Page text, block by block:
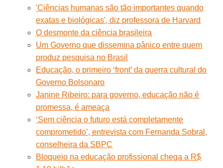
'Ciências humanas são tão importantes quando
exatas e biológicas', diz professora de Harvard
O desmonte da ciência brasileira
Um Governo que dissemina pânico entre quem
produz pesquisa no Brasil
Educação, o primeiro ‘front’ da guerra cultural do
Governo Bolsonaro
Janine Ribeiro: para governo, educação não é
promessa, é ameaça
‘Sem ciência o futuro está completamente
comprometido’, entrevista com Fernanda Sobral,
conselheira da SBPC
Bloqueio na educação profissional chega a R$